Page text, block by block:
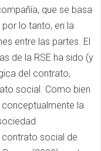
que se basa
por lo tanto, en la
entre las partes. El
de la RSE ha sido (y
del contrato,
social. Como bien
la
contrato social de